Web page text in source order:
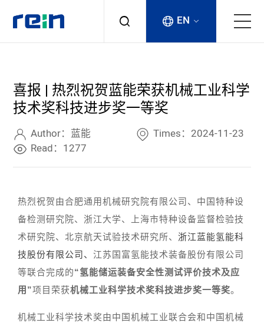
Products
Services
Cases
News & Events
Contact
EN
喜报 | 热烈祝贺蓝能荣获机械工业科学
技术奖科技进步奖一等奖
Author：蓝能
Times：2024-11-23
Read：1277
热烈祝贺由合肥通用机械研究院有限公司、中国特种设
备检测研究院、浙江大学、上海市特种设备监督检验技
术研究院、北京航天试验技术研究所、 浙江蓝能氢能科
技股份有限公司、 江苏国富氢能技术装备股份有限公司
等联合完成的“氢能储运装备安全性测试评价技术及应
用”项目荣获机械工业科学技术奖科技进步奖一等奖。
机械工业科学技术奖由中国机械工业联合会和中国机械